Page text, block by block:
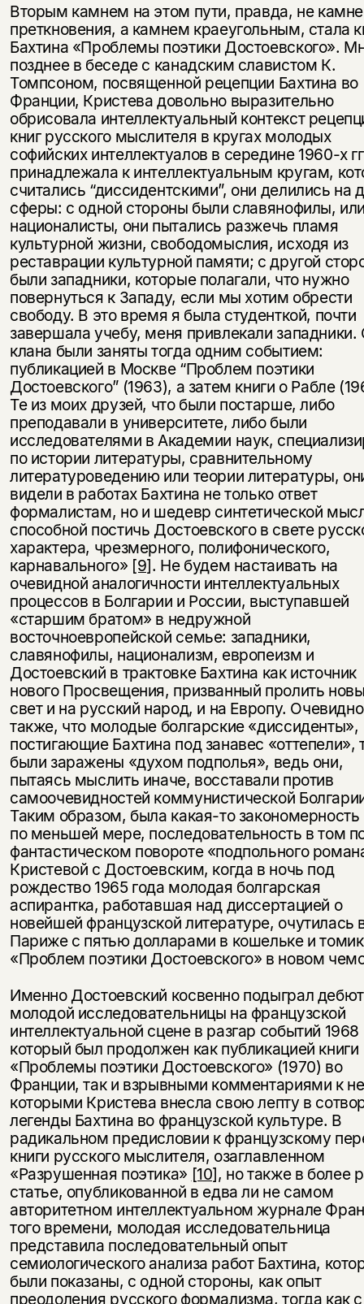
Вторым камнем на этом пути, правда, не
преткновения, а камнем краеугольным, стала
Бахтина «Проблемы поэтики Достоевского».
позднее в беседе с канадским славистом К.
Томпсоном, посвященной рецепции Бахтина во
Франции, Кристева довольно выразительно
обрисовала интеллектуальный контекст
книг русского мыслителя в кругах молодых
софийских интеллектуалов в середине 1960-х
принадлежала к интеллектуальным кругам,
считались “диссидентскими”, они делились на
сферы: с одной стороны были славянофилы,
националисты, они пытались разжечь пламя
культурной жизни, свободомыслия, исходя из
реставрации культурной памяти; с другой
были западники, которые полагали, что нужно
повернуться к Западу, если мы хотим обрести
свободу. В это время я была студенткой, почти
завершала учебу, меня привлекали западники.
клана были заняты тогда одним событием:
публикацией в Москве “Проблем поэтики
Достоевского” (1963), а затем книги о Рабле
Те из моих друзей, что были постарше, либо
преподавали в университете, либо были
исследователями в Академии наук,
по истории литературы, сравнительному
литературоведению или теории литературы,
видели в работах Бахтина не только ответ
формалистам, но и шедевр синтетической
способной постичь Достоевского в свете
характера, чрезмерного, полифонического,
карнавального» [9]. Не будем настаивать на
очевидной аналогичности интеллектуальных
процессов в Болгарии и России, выступавшей
«старшим братом» в недружной
восточноевропейской семье: западники,
славянофилы, национализм, европеизм и
Достоевский в трактовке Бахтина как источник
нового Просвещения, призванный пролить
свет и на русский народ, и на Европу. Очевидно
также, что молодые болгарские «диссиденты»,
постигающие Бахтина под занавес «оттепели»,
были заражены «духом подполья», ведь они,
пытаясь мыслить иначе, восставали против
самоочевидностей коммунистической
Таким образом, была какая-то закономерность
по меньшей мере, последовательность в том
фантастическом повороте «подпольного
Кристевой с Достоевским, когда в ночь под
рождество 1965 года молодая болгарская
аспирантка, работавшая над диссертацией о
новейшей французской литературе, очутилась
Париже с пятью долларами в кошельке и
«Проблем поэтики Достоевского» в новом
Именно Достоевский косвенно подыграл
молодой исследовательницы на французской
интеллектуальной сцене в разгар событий 1968
который был продолжен как публикацией книги
«Проблемы поэтики Достоевского» (1970) во
Франции, так и взрывными комментариями к
которыми Кристева внесла свою лепту в
легенды Бахтина во французской культуре. В
радикальном предисловии к французскому
книги русского мыслителя, озаглавленном
«Разрушенная поэтика» [10], но также в более
статье, опубликованной в едва ли не самом
авторитетном интеллектуальном журнале
того времени, молодая исследовательница
представила последовательный опыт
семиологического анализа работ Бахтина,
были показаны, с одной стороны, как опыт
преодоления русского формализма, тогда как с
Подписка на рассылку
Раз в неделю мы отправляем рассылку
о книгах и событиях «НЛО».
За подписку дарим промокод на
скидку 15%
Я соглашаюсь сПолитикой конфиденциальности
подписаться
Этой книги временно
нет в продаже.
Вы можете подписаться на
уведомления, и при поступлении книги
на склад получить письмо на указанный
электронный адрес.
Я соглашаюсь сПолитикой конфиденциальности
подписаться
Эта книга
не предназначена для
несовершеннолетних
вам уже исполнилось 18 лет?
да
нет, вернуться назад